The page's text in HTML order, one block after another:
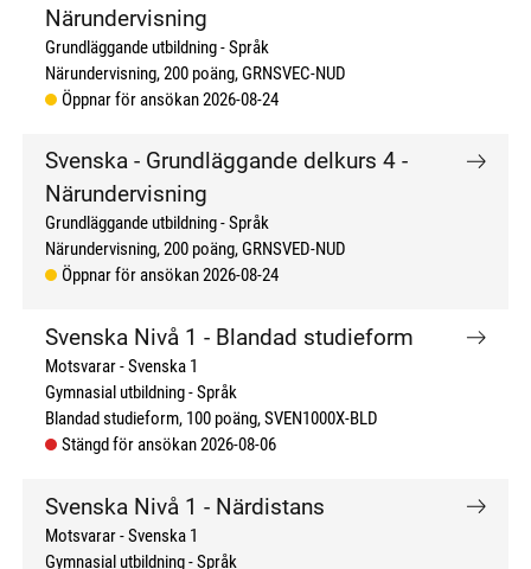
Närundervisning
Grundläggande utbildning Språk
Närundervisning 200 poäng GRNSVEC-NUD
Öppnar för ansökan 2026-08-24
Svenska - Grundläggande delkurs 4 -
Närundervisning
Grundläggande utbildning Språk
Närundervisning 200 poäng GRNSVED-NUD
Öppnar för ansökan 2026-08-24
Svenska Nivå 1 - Blandad studieform
Motsvarar - Svenska 1
Gymnasial utbildning Språk
Blandad studieform 100 poäng SVEN1000X-BLD
Stängd för ansökan 2026-08-06
Svenska Nivå 1 - Närdistans
Motsvarar - Svenska 1
Gymnasial utbildning Språk